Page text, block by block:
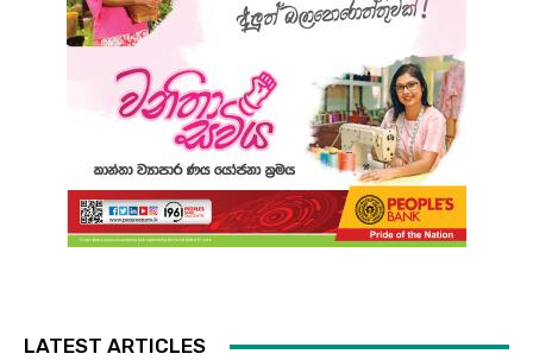
LATEST ARTICLES